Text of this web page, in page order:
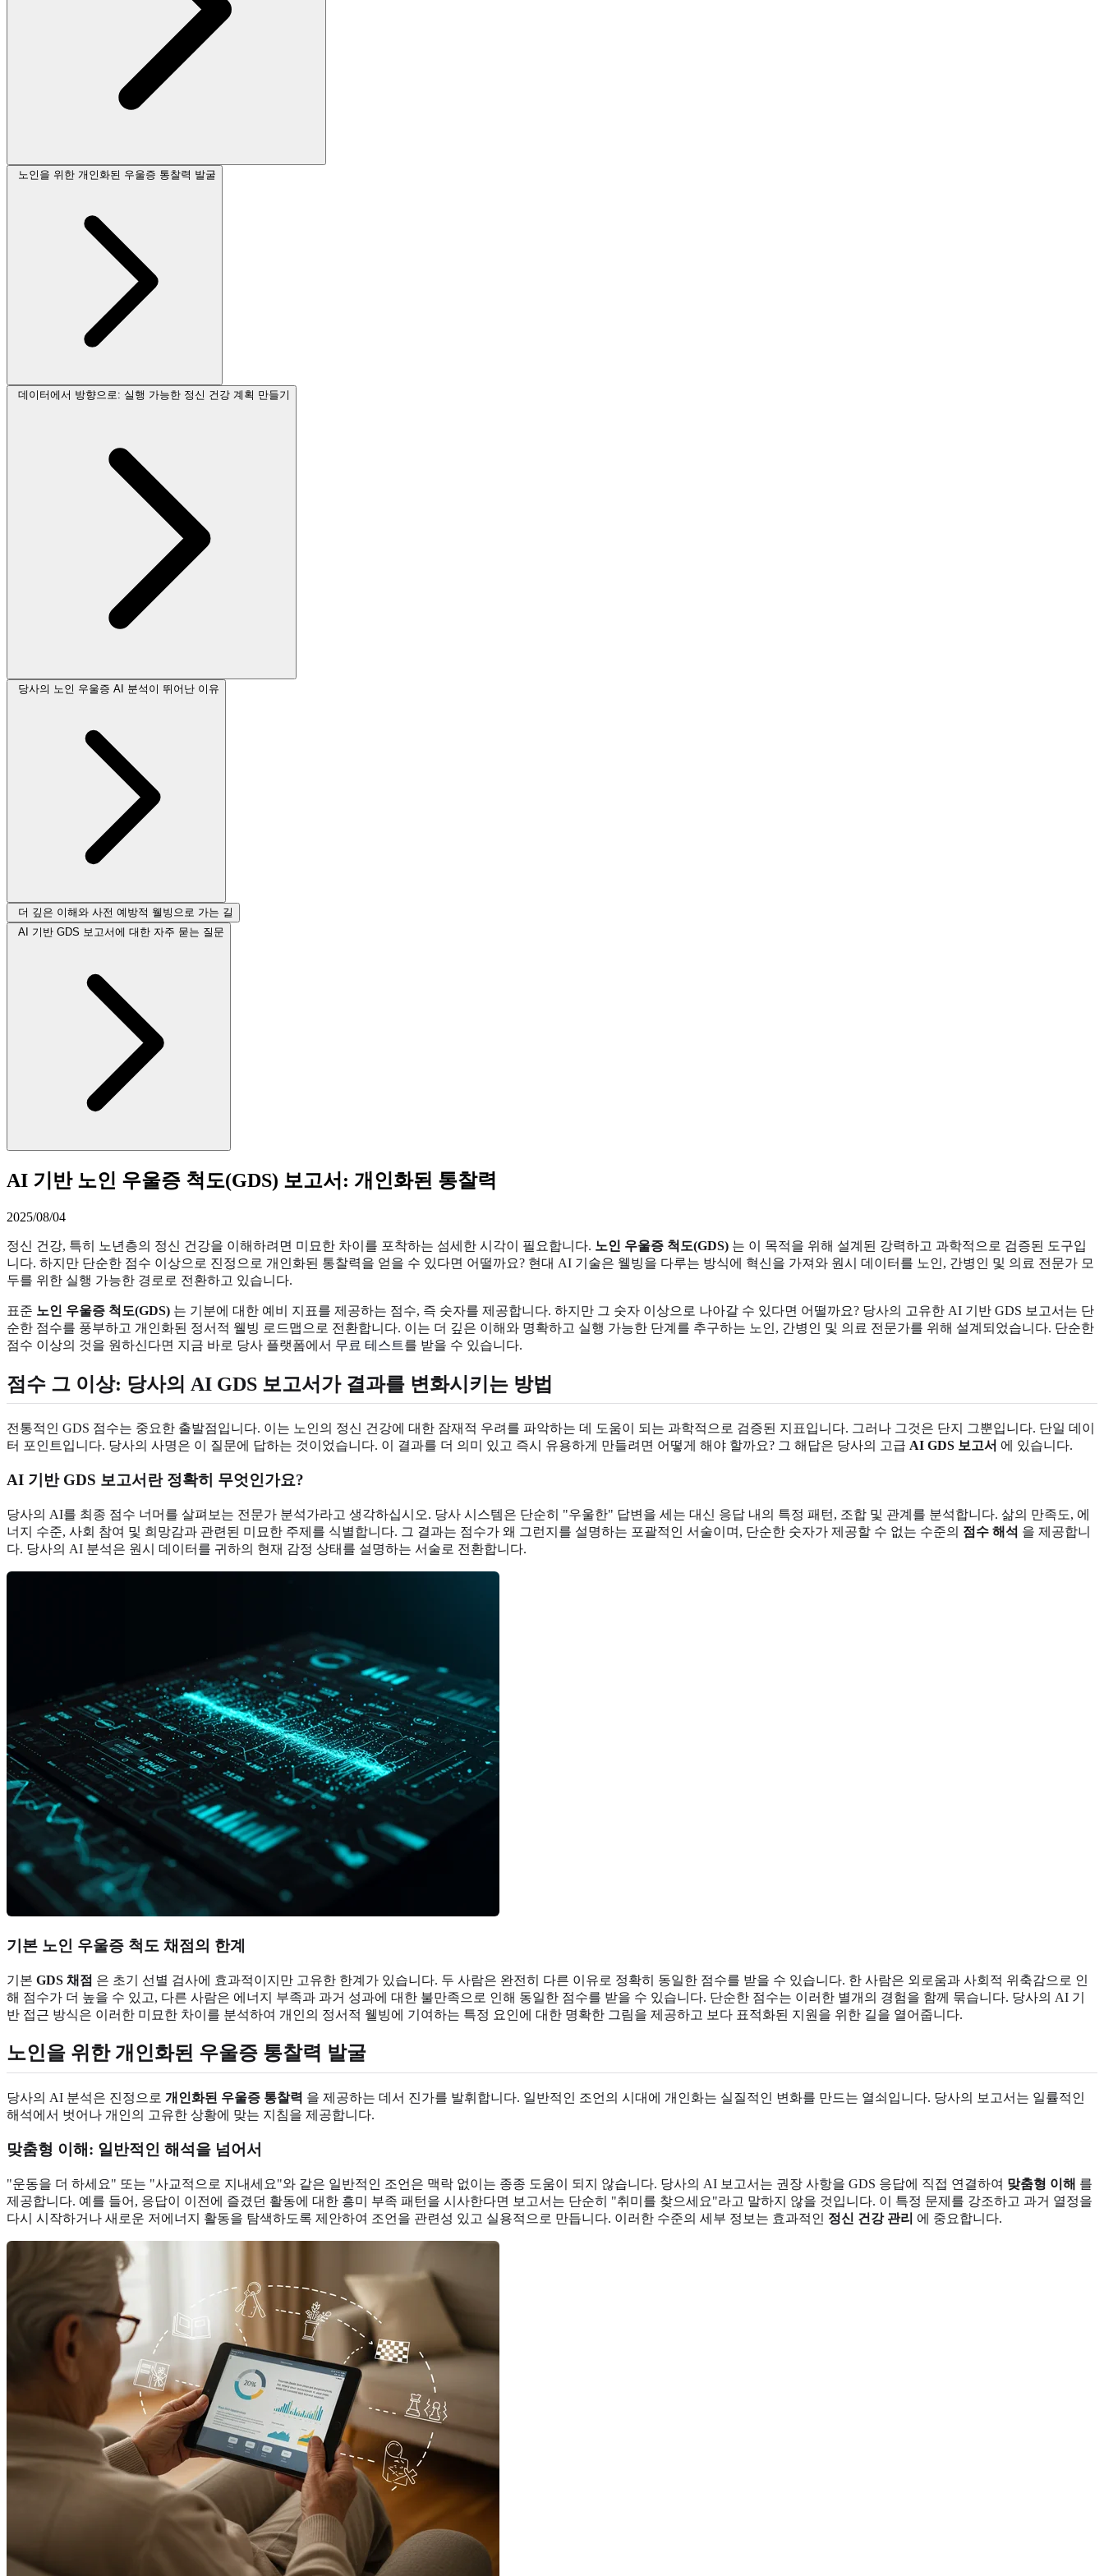
노인을 위한 개인화된 우울증 통찰력 발굴
데이터에서 방향으로: 실행 가능한 정신 건강 계획 만들기
당사의 노인 우울증 AI 분석이 뛰어난 이유
더 깊은 이해와 사전 예방적 웰빙으로 가는 길
AI 기반 GDS 보고서에 대한 자주 묻는 질문
AI 기반 노인 우울증 척도(GDS) 보고서: 개인화된 통찰력
2025/08/04
정신 건강, 특히 노년층의 정신 건강을 이해하려면 미묘한 차이를 포착하는 섬세한 시각이 필요합니다. 노인 우울증 척도(GDS) 는 이 목적을 위해 설계된 강력하고 과학적으로 검증된 도구입
니다. 하지만 단순한 점수 이상으로 진정으로 개인화된 통찰력을 얻을 수 있다면 어떨까요? 현대 AI 기술은 웰빙을 다루는 방식에 혁신을 가져와 원시 데이터를 노인, 간병인 및 의료 전문가 모
두를 위한 실행 가능한 경로로 전환하고 있습니다.
표준 노인 우울증 척도(GDS) 는 기분에 대한 예비 지표를 제공하는 점수, 즉 숫자를 제공합니다. 하지만 그 숫자 이상으로 나아갈 수 있다면 어떨까요? 당사의 고유한 AI 기반 GDS 보고서는 단
순한 점수를 풍부하고 개인화된 정서적 웰빙 로드맵으로 전환합니다. 이는 더 깊은 이해와 명확하고 실행 가능한 단계를 추구하는 노인, 간병인 및 의료 전문가를 위해 설계되었습니다. 단순한
점수 이상의 것을 원하신다면 지금 바로 당사 플랫폼에서 무료 테스트를 받을 수 있습니다.
점수 그 이상: 당사의 AI GDS 보고서가 결과를 변화시키는 방법
전통적인 GDS 점수는 중요한 출발점입니다. 이는 노인의 정신 건강에 대한 잠재적 우려를 파악하는 데 도움이 되는 과학적으로 검증된 지표입니다. 그러나 그것은 단지 그뿐입니다. 단일 데이
터 포인트입니다. 당사의 사명은 이 질문에 답하는 것이었습니다. 이 결과를 더 의미 있고 즉시 유용하게 만들려면 어떻게 해야 할까요? 그 해답은 당사의 고급 AI GDS 보고서 에 있습니다.
AI 기반 GDS 보고서란 정확히 무엇인가요?
당사의 AI를 최종 점수 너머를 살펴보는 전문가 분석가라고 생각하십시오. 당사 시스템은 단순히 "우울한" 답변을 세는 대신 응답 내의 특정 패턴, 조합 및 관계를 분석합니다. 삶의 만족도, 에
너지 수준, 사회 참여 및 희망감과 관련된 미묘한 주제를 식별합니다. 그 결과는 점수가 왜 그런지를 설명하는 포괄적인 서술이며, 단순한 숫자가 제공할 수 없는 수준의 점수 해석 을 제공합니
다. 당사의 AI 분석은 원시 데이터를 귀하의 현재 감정 상태를 설명하는 서술로 전환합니다.
기본 노인 우울증 척도 채점의 한계
기본 GDS 채점 은 초기 선별 검사에 효과적이지만 고유한 한계가 있습니다. 두 사람은 완전히 다른 이유로 정확히 동일한 점수를 받을 수 있습니다. 한 사람은 외로움과 사회적 위축감으로 인
해 점수가 더 높을 수 있고, 다른 사람은 에너지 부족과 과거 성과에 대한 불만족으로 인해 동일한 점수를 받을 수 있습니다. 단순한 점수는 이러한 별개의 경험을 함께 묶습니다. 당사의 AI 기
반 접근 방식은 이러한 미묘한 차이를 분석하여 개인의 정서적 웰빙에 기여하는 특정 요인에 대한 명확한 그림을 제공하고 보다 표적화된 지원을 위한 길을 열어줍니다.
노인을 위한 개인화된 우울증 통찰력 발굴
당사의 AI 분석은 진정으로 개인화된 우울증 통찰력 을 제공하는 데서 진가를 발휘합니다. 일반적인 조언의 시대에 개인화는 실질적인 변화를 만드는 열쇠입니다. 당사의 보고서는 일률적인
해석에서 벗어나 개인의 고유한 상황에 맞는 지침을 제공합니다.
맞춤형 이해: 일반적인 해석을 넘어서
"운동을 더 하세요" 또는 "사교적으로 지내세요"와 같은 일반적인 조언은 맥락 없이는 종종 도움이 되지 않습니다. 당사의 AI 보고서는 권장 사항을 GDS 응답에 직접 연결하여 맞춤형 이해 를
제공합니다. 예를 들어, 응답이 이전에 즐겼던 활동에 대한 흥미 부족 패턴을 시사한다면 보고서는 단순히 "취미를 찾으세요"라고 말하지 않을 것입니다. 이 특정 문제를 강조하고 과거 열정을
다시 시작하거나 새로운 저에너지 활동을 탐색하도록 제안하여 조언을 관련성 있고 실용적으로 만듭니다. 이러한 수준의 세부 정보는 효과적인 정신 건강 관리 에 중요합니다.